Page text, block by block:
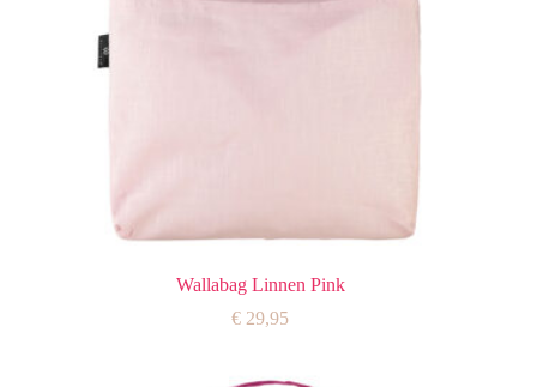
Wallabag Linnen Pink
€ 29,95